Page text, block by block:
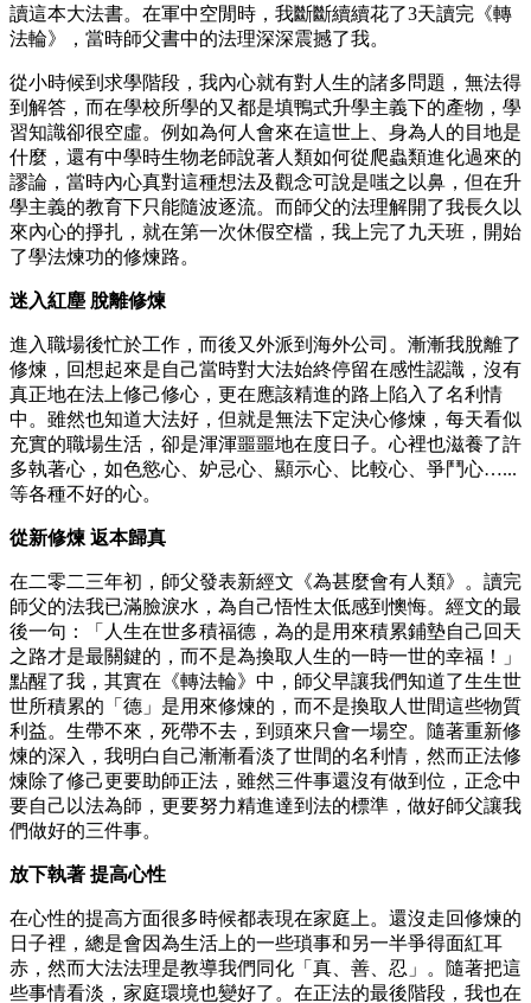
讀這本大法書。在軍中空閒時，我斷斷續續花了3天讀完《轉
法輪》，當時師父書中的法理深深震撼了我。
從小時候到求學階段，我內心就有對人生的諸多問題，無法得
到解答，而在學校所學的又都是填鴨式升學主義下的產物，學
習知識卻很空虛。例如為何人會來在這世上、身為人的目地是
什麼，還有中學時生物老師說著人類如何從爬蟲類進化過來的
謬論，當時內心真對這種想法及觀念可說是嗤之以鼻，但在升
學主義的教育下只能隨波逐流。而師父的法理解開了我長久以
來內心的掙扎，就在第一次休假空檔，我上完了九天班，開始
了學法煉功的修煉路。
迷入紅塵 脫離修煉
進入職場後忙於工作，而後又外派到海外公司。漸漸我脫離了
修煉，回想起來是自己當時對大法始終停留在感性認識，沒有
真正地在法上修己修心，更在應該精進的路上陷入了名利情
中。雖然也知道大法好，但就是無法下定決心修煉，每天看似
充實的職場生活，卻是渾渾噩噩地在度日子。心裡也滋養了許
多執著心，如色慾心、妒忌心、顯示心、比較心、爭鬥心…...
等各種不好的心。
從新修煉 返本歸真
在二零二三年初，師父發表新經文《為甚麼會有人類》。讀完
師父的法我已滿臉淚水，為自己悟性太低感到懊悔。經文的最
後一句：「人生在世多積福德，為的是用來積累鋪墊自己回天
之路才是最關鍵的，而不是為換取人生的一時一世的幸福！」
點醒了我，其實在《轉法輪》中，師父早讓我們知道了生生世
世所積累的「德」是用來修煉的，而不是換取人世間這些物質
利益。生帶不來，死帶不去，到頭來只會一場空。隨著重新修
煉的深入，我明白自己漸漸看淡了世間的名利情，然而正法修
煉除了修己更要助師正法，雖然三件事還沒有做到位，正念中
要自己以法為師，更要努力精進達到法的標準，做好師父讓我
們做好的三件事。
放下執著 提高心性
在心性的提高方面很多時候都表現在家庭上。還沒走回修煉的
日子裡，總是會因為生活上的一些瑣事和另一半爭得面紅耳
赤，然而大法法理是教導我們同化「真、善、忍」。隨著把這
些事情看淡，家庭環境也變好了。在正法的最後階段，我也在